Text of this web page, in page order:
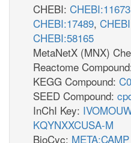
CHEBI: CHEBI:11673
CHEBI:17489,
CHEBI:58165
MetaNetX (MNX)
Reactome
KEGG Compound:
SEED Compound:
InChI Key:
KQYNXXCUSA-M
BioCyc: META:CAMP